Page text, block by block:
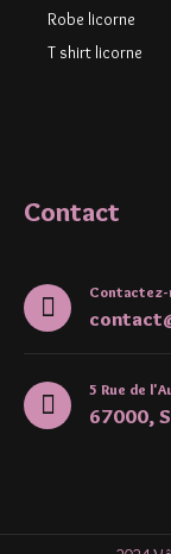
Robe licorne
T shirt licorne
Contact
Contactez-
5 Rue de
67000,